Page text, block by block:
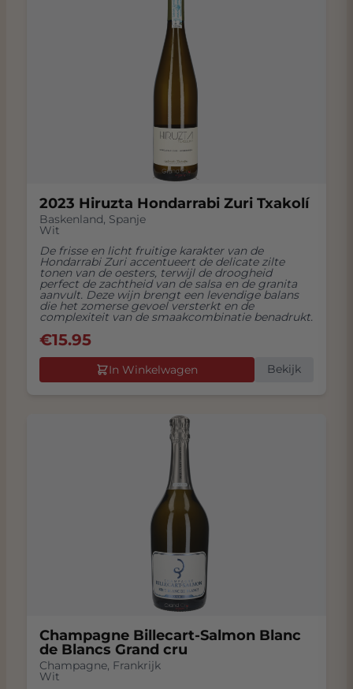
2023 Hiruzta Hondarrabi Zuri Txakolí
Baskenland, Spanje
Wit
De frisse en licht fruitige karakter van de
Hondarrabi Zuri accentueert de delicate zilte
tonen van de oesters, terwijl de droogheid
perfect de zachtheid van de salsa en de granita
aanvult. Deze wijn brengt een levendige balans
die het zomerse gevoel versterkt en de
complexiteit van de smaakcombinatie benadrukt.
€15.95
In Winkelwagen Bekijk
Champagne Billecart-Salmon Blanc
de Blancs Grand cru
Champagne, Frankrijk
Wit